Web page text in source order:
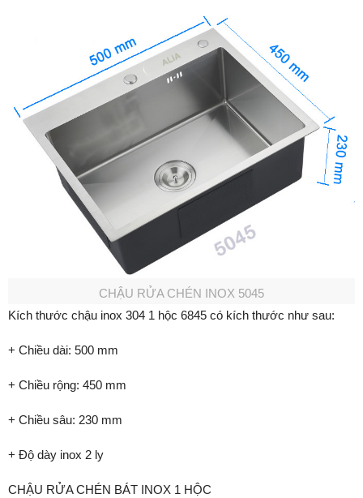
CHẬU RỬA CHÉN INOX 5045
Kích thước chậu inox 304 1 hộc 6845 có kích thước như sau:
+ Chiều dài: 500 mm
+ Chiều rộng: 450 mm
+ Chiều sâu: 230 mm
+ Độ dày inox 2 ly
CHẬU RỬA CHÉN BÁT INOX 1 HỘC